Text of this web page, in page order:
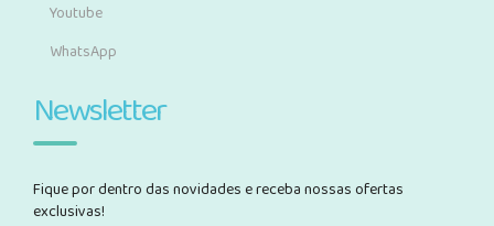
Youtube
WhatsApp
Newsletter
Fique por dentro das novidades e receba nossas ofertas
exclusivas!